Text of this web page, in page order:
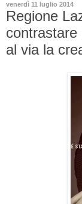
venerdì 11 luglio 2014
Regione
contrastare
al via la